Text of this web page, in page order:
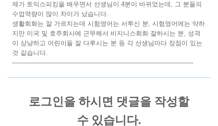
제가 토익스피킹을 배우면서 선생님이 4분이 바뀌었는데, 그 분들의
수업역량이 많이 차이가 났습니다.
생활회화는 잘 가르치는데 시험영어는 서투신 분, 시험영어에는 약하
지만 미국 및 호주회사에 근무해서 비지니스회화 잘하시는 분, 성격
이 상냥하고 어린이들 잘 다루시는 분 등 각 선생님마다 장점이 있는
것 같습니다.
---------------------------------------------------------------------------------------------